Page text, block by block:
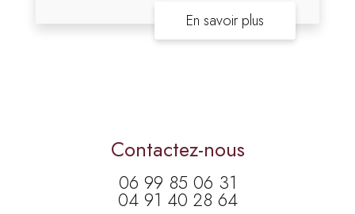
En savoir plus
Contactez-nous
06 99 85 06 31
04 91 40 28 64